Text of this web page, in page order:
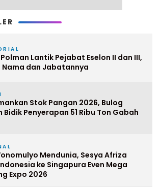
Lantik Pejabat Eselon II dan III,
Nama dan Jabatannya
Stok Pangan 2026, Bulog
Bidik Penyerapan 51 Ribu Ton Gabah
Mendunia, Sesya Afriza
ke Singapura Even Mega
Expo 2026